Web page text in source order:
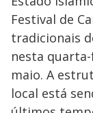
Festival de
tradicionais
nesta
maio. A
local está